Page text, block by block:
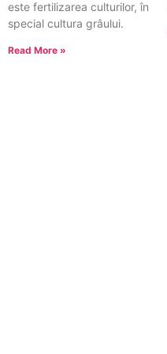
este fertilizarea culturilor, în
special cultura grâului.
Read More »